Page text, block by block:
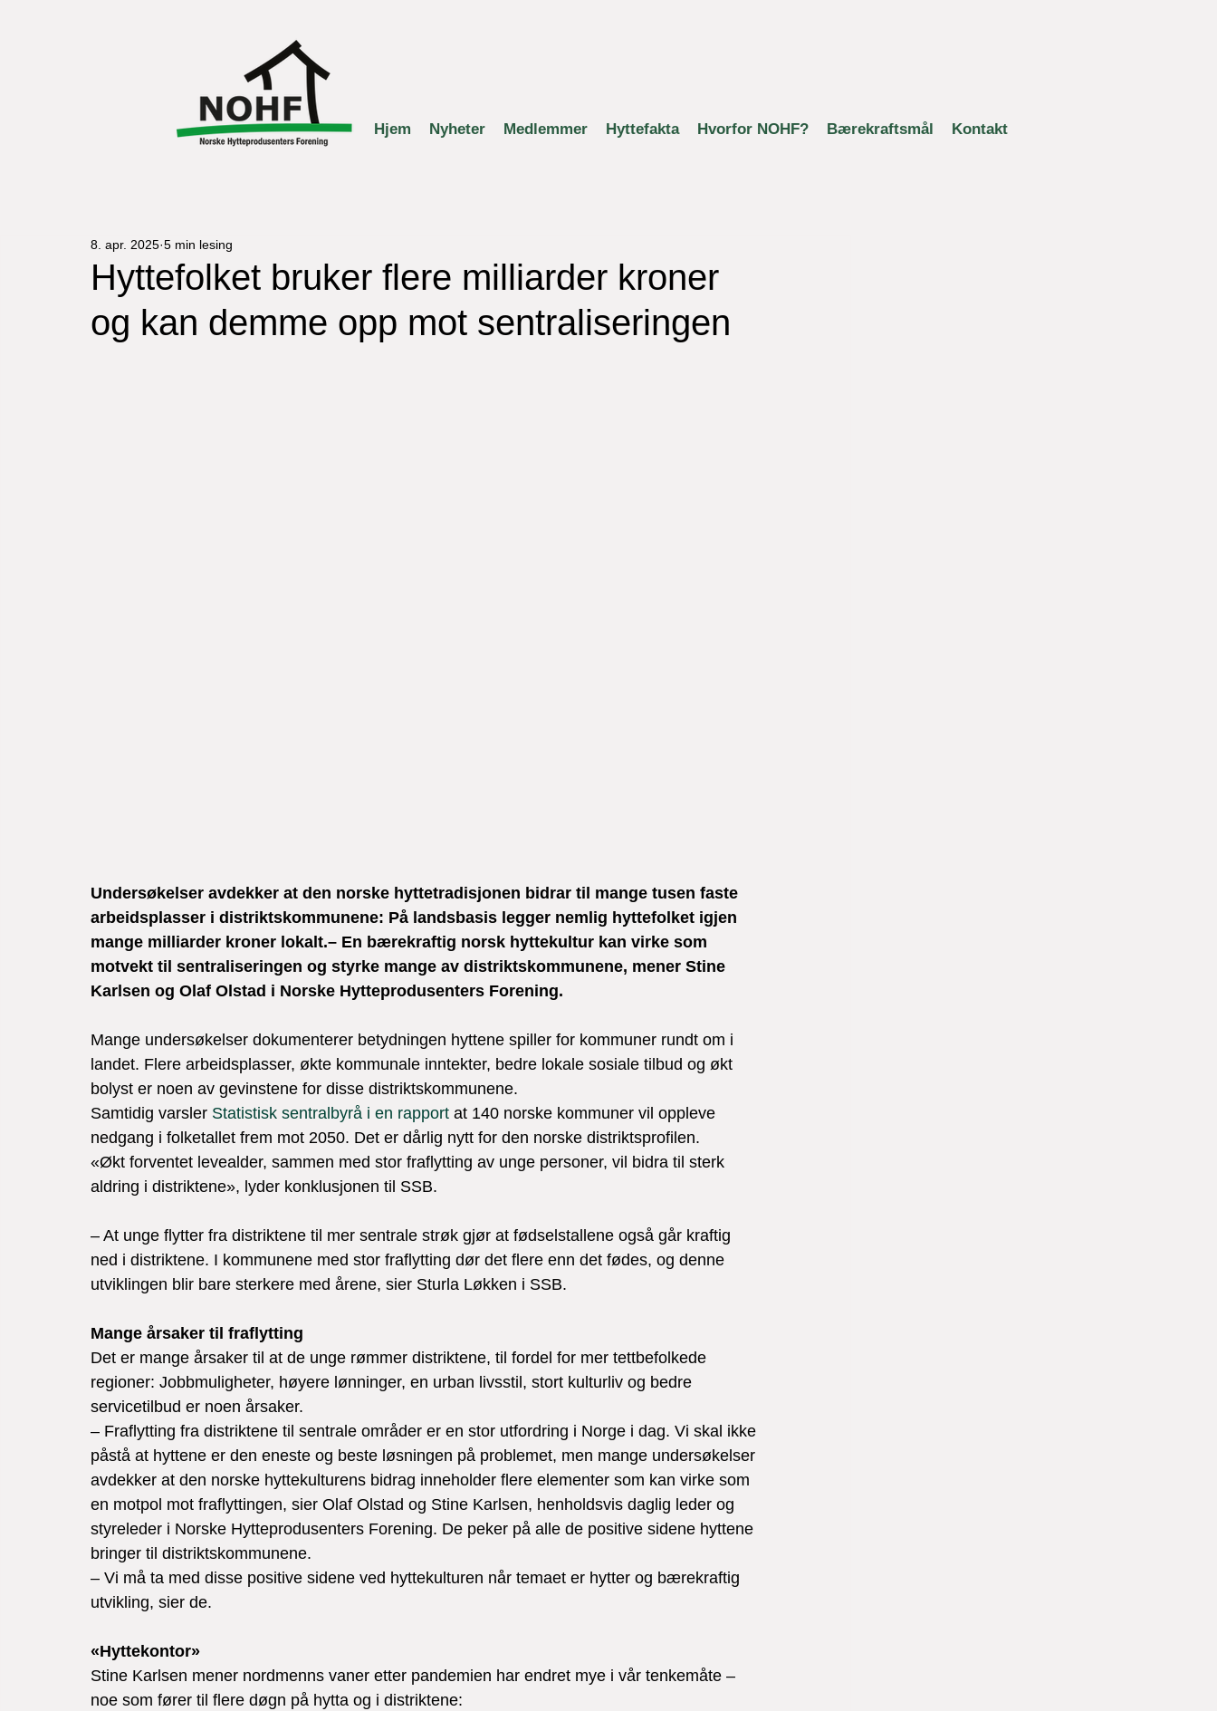
Hjem Nyheter Medlemmer Hyttefakta Hvorfor NOHF? Bærekraftsmål Kontakt
Hyttefolket bruker flere milliarder kroner
og kan demme opp mot sentraliseringen
8. apr. 2025 5 min lesing
Undersøkelser avdekker at den norske hyttetradisjonen bidrar til mange tusen faste
arbeidsplasser i distriktskommunene: På landsbasis legger nemlig hyttefolket igjen
mange milliarder kroner lokalt.– En bærekraftig norsk hyttekultur kan virke som
motvekt til sentraliseringen og styrke mange av distriktskommunene, mener Stine
Karlsen og Olaf Olstad i Norske Hytteprodusenters Forening.
Mange undersøkelser dokumenterer betydningen hyttene spiller for kommuner rundt om i
landet. Flere arbeidsplasser, økte kommunale inntekter, bedre lokale sosiale tilbud og økt
bolyst er noen av gevinstene for disse distriktskommunene.
Samtidig varsler Statistisk sentralbyrå i en rapport at 140 norske kommuner vil oppleve
nedgang i folketallet frem mot 2050. Det er dårlig nytt for den norske distriktsprofilen.
«Økt forventet levealder, sammen med stor fraflytting av unge personer, vil bidra til sterk
aldring i distriktene», lyder konklusjonen til SSB.
– At unge flytter fra distriktene til mer sentrale strøk gjør at fødselstallene også går kraftig
ned i distriktene. I kommunene med stor fraflytting dør det flere enn det fødes, og denne
utviklingen blir bare sterkere med årene, sier Sturla Løkken i SSB.
Mange årsaker til fraflytting
Det er mange årsaker til at de unge rømmer distriktene, til fordel for mer tettbefolkede
regioner: Jobbmuligheter, høyere lønninger, en urban livsstil, stort kulturliv og bedre
servicetilbud er noen årsaker.
– Fraflytting fra distriktene til sentrale områder er en stor utfordring i Norge i dag. Vi skal ikke
påstå at hyttene er den eneste og beste løsningen på problemet, men mange undersøkelser
avdekker at den norske hyttekulturens bidrag inneholder flere elementer som kan virke som
en motpol mot fraflyttingen, sier Olaf Olstad og Stine Karlsen, henholdsvis daglig leder og
styreleder i Norske Hytteprodusenters Forening. De peker på alle de positive sidene hyttene
bringer til distriktskommunene.
– Vi må ta med disse positive sidene ved hyttekulturen når temaet er hytter og bærekraftig
utvikling, sier de.
«Hyttekontor»
Stine Karlsen mener nordmenns vaner etter pandemien har endret mye i vår tenkemåte –
noe som fører til flere døgn på hytta og i distriktene: